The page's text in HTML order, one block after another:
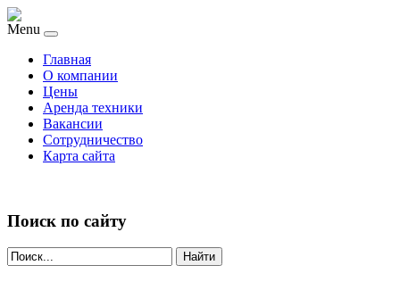
Menu
Главная
О компании
Цены
Аренда техники
Вакансии
Сотрудничество
Карта сайта
Поиск по сайту
Найти